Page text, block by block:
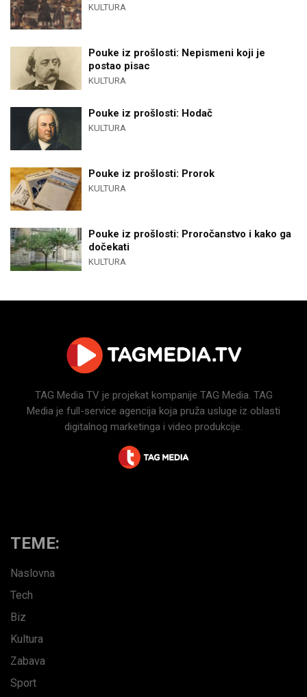
KULTURA
Pouke iz prošlosti: Nepismeni koji je
postao pisac
KULTURA
Pouke iz prošlosti: Hodač
KULTURA
Pouke iz prošlosti: Prorok
KULTURA
Pouke iz prošlosti: Proročanstvo i kako ga
dočekati
KULTURA
TAG Media TV je projekat kompanije TAG Media. TAG
Media je full-service agencija koja pruža usluge iz oblasti
digitalnog marketinga i video produkcije.
TEME:
Naslovna
Tech
Biz
Kultura
Zabava
Sport